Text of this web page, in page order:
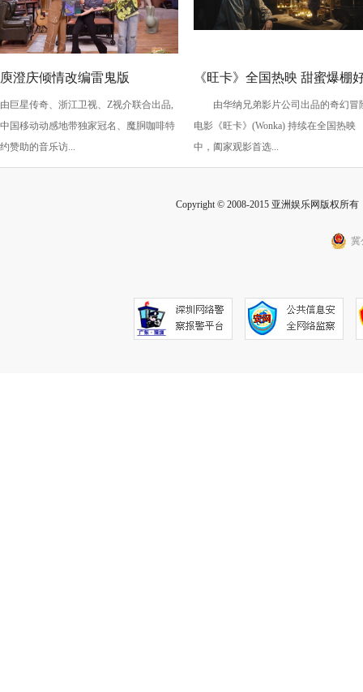
庾澄庆倾情改编雷鬼版
《痒》，今晚《乐来乐快乐》
黄龄硬控你五秒
由巨星传奇、浙江卫视、Z视介联合出品,
中国移动动感地带独家冠名、魔胴咖啡特
约赞助的音乐访...
《旺卡》全国热映 甜蜜爆棚
评不断 喜剧大咖齐助阵欢乐
满！
由华纳兄弟影片公司出品的奇幻冒
电影《旺卡》(Wonka) 持续在全国热映
中，阖家观影首选...
Copyright © 2008-2015 亚洲娱乐网版权所
冀